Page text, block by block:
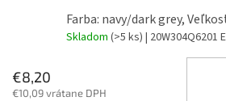
Farba: navy/dark grey,
Skladom (>5 ks) | 20W304Q6201
€8,20
€10,09 vrátane DPH